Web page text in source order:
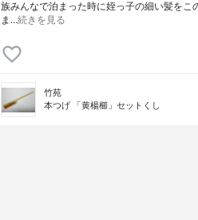
族みんなで泊まった時に姪っ子の細い髪をこ
ま…続きを見る
竹苑
本つげ 「黄楊櫛」セットくし